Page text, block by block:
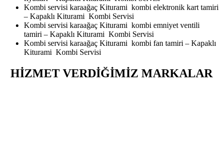
Kombi servisi karaağaç Kiturami kombi elektronik kart tamiri
– Kapaklı Kiturami Kombi Servisi
Kombi servisi karaağaç Kiturami kombi emniyet ventili
tamiri – Kapaklı Kiturami Kombi Servisi
Kombi servisi karaağaç Kiturami kombi fan tamiri – Kapaklı
Kiturami Kombi Servisi
HİZMET VERDİĞİMİZ MARKALAR